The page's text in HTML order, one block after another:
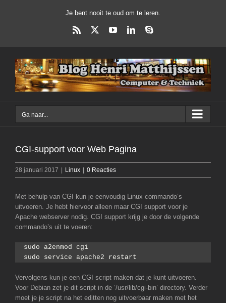
Je bent nooit te oud om te leren.
Rss YouTubeLinkedInSkype
Ga naar...
CGI-support voor Web Pagina
28 januari 2017 | Linux | 0 Reacties
Met behulp van CGI kun je eenvoudig Linux commando’s
uitvoeren. Je hebt hiervoor alleen maar CGI support voor je
Apache webserver nodig. CGI support krijg je door de volgende
commando’s uit te voeren:
sudo a2enmod cgi
sudo service apache2 restart
Vervolgens kun je een CGI script maken dat je kunt uitvoeren.
Voor Debian zet je dit script in de ‘/usr/lib/cgi-bin’ directory. Verder
moet je je script na het editten nog uitvoerbaar maken met het